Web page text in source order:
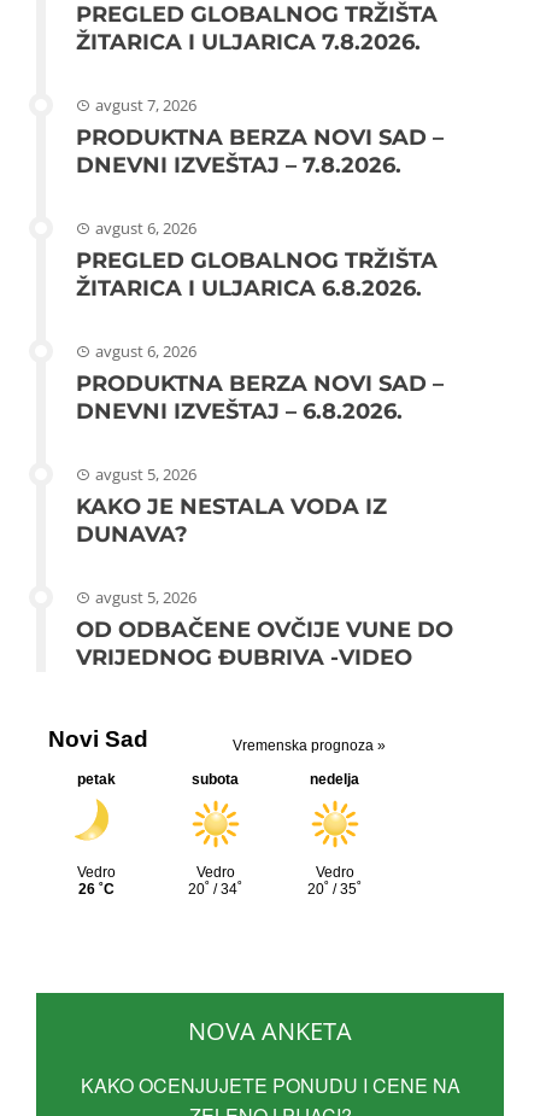
PREGLED GLOBALNOG TRŽIŠTA
ŽITARICA I ULJARICA 7.8.2026.
avgust 7, 2026
PRODUKTNA BERZA NOVI SAD –
DNEVNI IZVEŠTAJ – 7.8.2026.
avgust 6, 2026
PREGLED GLOBALNOG TRŽIŠTA
ŽITARICA I ULJARICA 6.8.2026.
avgust 6, 2026
PRODUKTNA BERZA NOVI SAD –
DNEVNI IZVEŠTAJ – 6.8.2026.
avgust 5, 2026
KAKO JE NESTALA VODA IZ
DUNAVA?
avgust 5, 2026
OD ODBAČENE OVČIJE VUNE DO
VRIJEDNOG ĐUBRIVA -VIDEO
NOVA ANKETA
KAKO OCENJUJETE PONUDU I CENE NA